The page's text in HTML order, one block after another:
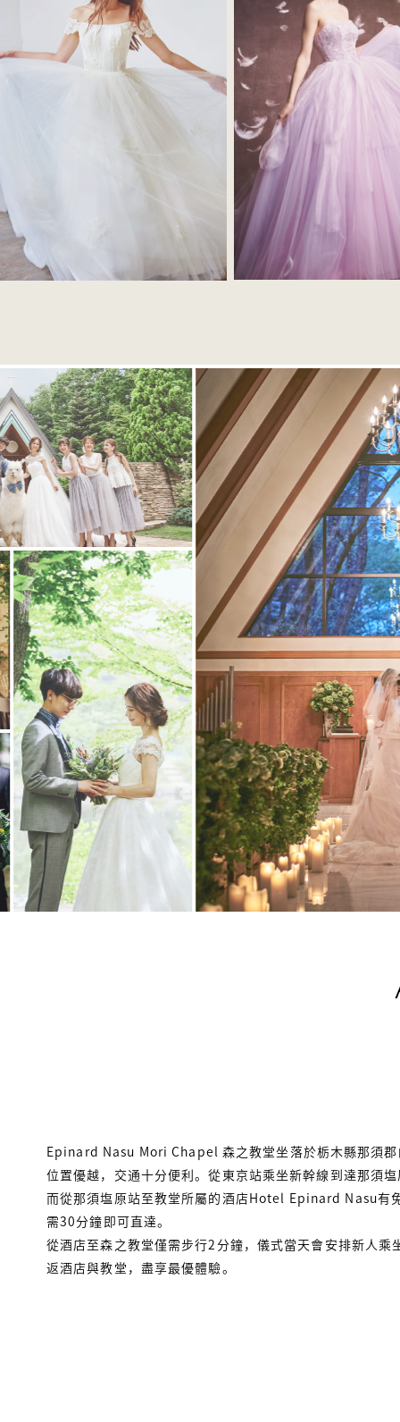
Epinard Nasu Mori Chapel 森之教堂坐落於栃木縣那須
位置優越，交通十分便利。從東京站乘坐新幹線到達那須
而從那須塩原站至教堂所屬的酒店Hotel Epinard Nasu有
需30分鐘即可直達。
從酒店至森之教堂僅需步行2分鐘，儀式當天會安排新人乘
返酒店與教堂，盡享最優體驗。